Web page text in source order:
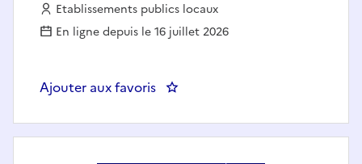
Employeur :
Etablissements publics locaux
En ligne depuis le 16 juillet 2026
Ajouter aux favoris : Chef d'unité contrôle